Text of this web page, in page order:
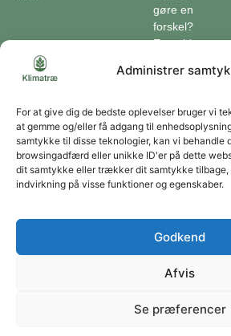
Administrer
For at give dig de bedste oplevelser bruger vi
at gemme og/eller få adgang til
samtykke til disse teknologier, kan vi behandle
browsingadfærd eller unikke ID'er på dette
dit samtykke eller trækker dit samtykke tilbage,
indvirkning på visse funktioner og egenskaber.
Godkend
Afvis
Se præferencer
gøre en
forskel?
En guide
Klimaordbogen
optager
træer
co2?
Forbliv
Du kan til enhver tid afmelde dig ved at bruge linket i
at modtage dine nyhedsbreve og accepterer